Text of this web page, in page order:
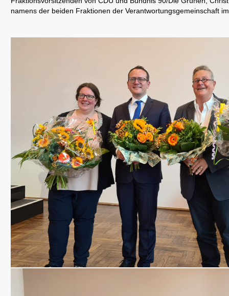
namens der beiden Fraktionen der Verantwortungsgemeinschaft